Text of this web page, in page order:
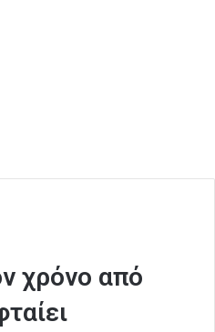
χρόνο από